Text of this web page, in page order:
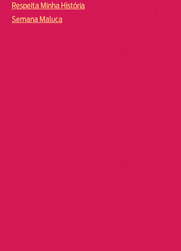
Respeita Minha História
Semana Maluca